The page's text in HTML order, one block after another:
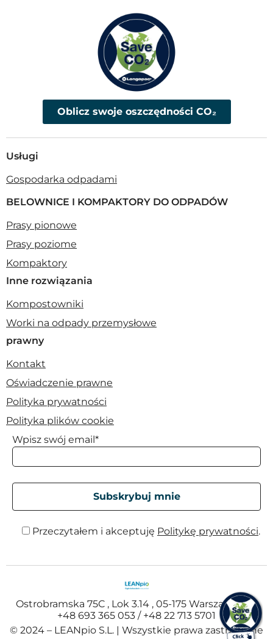
Oblicz swoje oszczędności CO₂
Usługi
Gospodarka odpadami
BELOWNICE I KOMPAKTORY DO ODPADÓW
Prasy pionowe
Prasy poziome
Kompaktory
Inne rozwiązania
Kompostowniki
Worki na odpady przemysłowe
prawny
Kontakt
Oświadczenie prawne
Polityka prywatności
Polityka plików cookie
Wpisz swój email*
Przeczytałem i akceptuję Politykę prywatności.
Ostrobramska 75C , Lok 3.14 , 05-175 Warszawa , Tel
+48 693 365 053 / +48 22 713 5701
© 2024 – LEANpio S.L. | Wszystkie prawa zastrzeżone